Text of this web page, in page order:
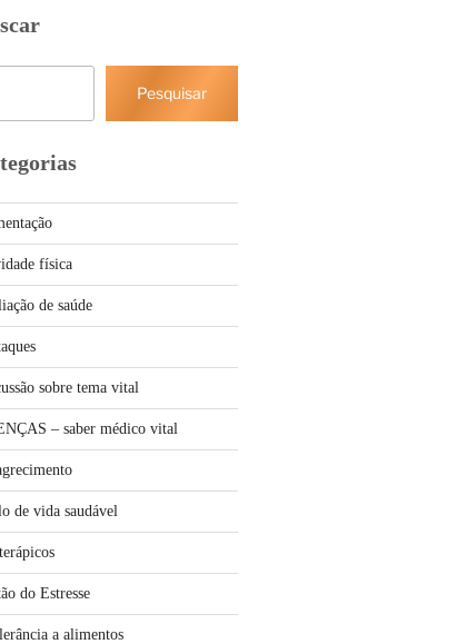
Pesquisar
física
de saúde
sobre tema vital
– saber médico vital
de vida saudável
do Estresse
a alimentos